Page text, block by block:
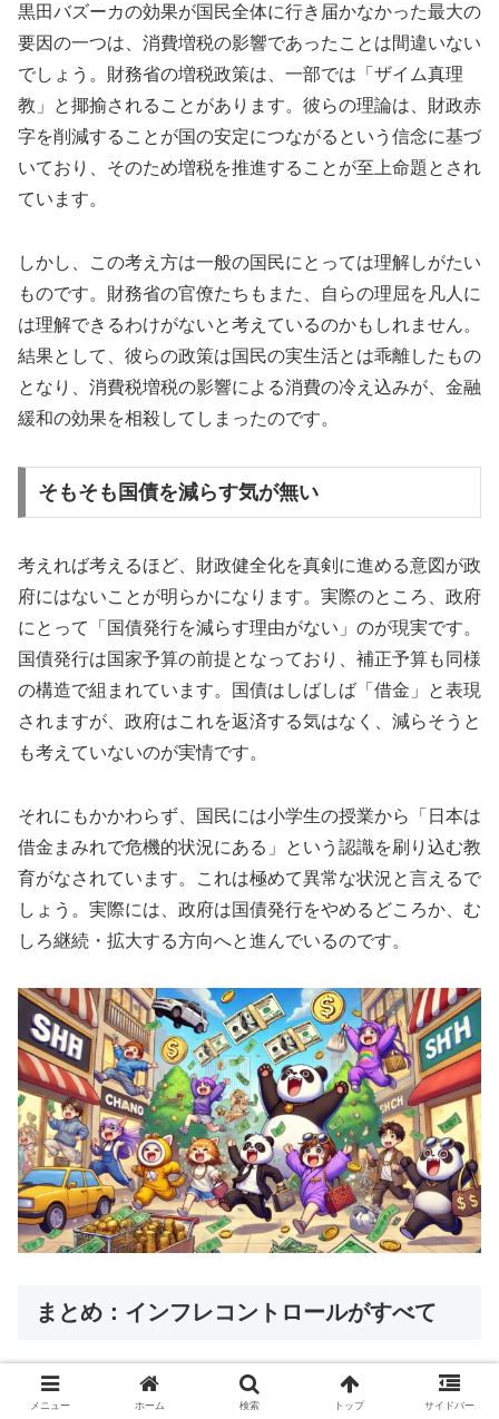
黒田バズーカの効果が国民全体に行き届かなかった最大の
要因の一つは、消費増税の影響であったことは間違いない
でしょう。財務省の増税政策は、一部では「ザイム真理
教」と揶揄されることがあります。彼らの理論は、財政赤
字を削減することが国の安定につながるという信念に基づ
いており、そのため増税を推進することが至上命題とされ
ています。
しかし、この考え方は一般の国民にとっては理解しがたい
ものです。財務省の官僚たちもまた、自らの理屈を凡人に
は理解できるわけがないと考えているのかもしれません。
結果として、彼らの政策は国民の実生活とは乖離したもの
となり、消費税増税の影響による消費の冷え込みが、金融
緩和の効果を相殺してしまったのです。
そもそも国債を減らす気が無い
考えれば考えるほど、財政健全化を真剣に進める意図が政
府にはないことが明らかになります。実際のところ、政府
にとって「国債発行を減らす理由がない」のが現実です。
国債発行は国家予算の前提となっており、補正予算も同様
の構造で組まれています。国債はしばしば「借金」と表現
されますが、政府はこれを返済する気はなく、減らそうと
も考えていないのが実情です。
それにもかかわらず、国民には小学生の授業から「日本は
借金まみれで危機的状況にある」という認識を刷り込む教
育がなされています。これは極めて異常な状況と言えるで
しょう。実際には、政府は国債発行をやめるどころか、む
しろ継続・拡大する方向へと進んでいるのです。
まとめ：インフレコントロールがすべて
政府は国債発行を継続し、「適度なインフレ」を維持する
メニュー ホーム 検索 トップ サイドバー